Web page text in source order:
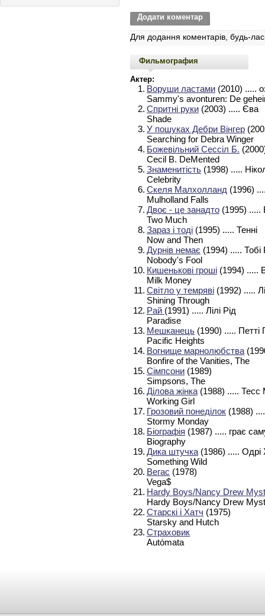
Додати коментар
Для додання коментарів, будь-
Фильмография
Актер:
1. Воруши ластами (2010) .....
Sammy's avonturen: De
2. Спритні руки (2003) ..... Єва
Shade
3. У пошуках Дебри Вінгер
Searching for Debra Winger
4. Божевільний Сессіл Б.
Cecil B. DeMented
5. Знаменитість (1998) .....
Celebrity
6. Скеля Малхолланд (1996)
Mulholland Falls
7. Двоє - це занадто (1995) .....
Two Much
8. Зараз і тоді (1995) ..... Тенні
Now and Then
9. Дурнів немає (1994) .....
Nobody's Fool
10. Кишенькові гроші (1994) .....
Milk Money
11. Світло у темряві (1992) .....
Shining Through
12. Рай (1991) ..... Лілі Рід
Paradise
13. Мешканець (1990) .....
Pacific Heights
14. Вогнище марнолюбства
Bonfire of the Vanities, The
15. Сімпсони (1989)
Simpsons, The
16. Ділова жінка (1988) ..... Тесс
Working Girl
17. Грозовий понеділок (1988)
Stormy Monday
18. Біографія (1987) ..... грає
Biography
19. Дика штучка (1986) ..... Одрі
Something Wild
20. Вегас (1978)
Vega$
21. Hardy Boys/Nancy Drew
Hardy Boys/Nancy Drew
22. Старскі і Хатч (1975)
Starsky and Hutch
23. Страховик
Autómata